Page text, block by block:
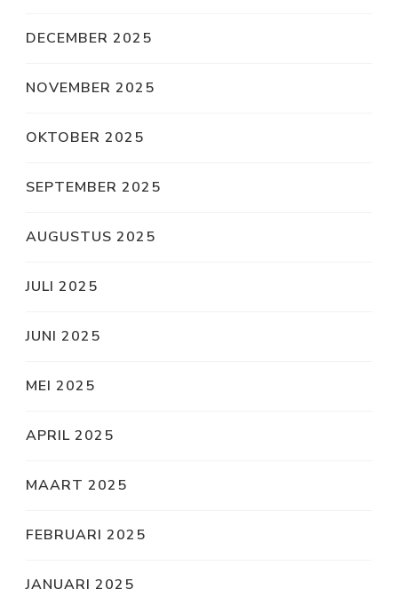
DECEMBER 2025
NOVEMBER 2025
OKTOBER 2025
SEPTEMBER 2025
AUGUSTUS 2025
JULI 2025
JUNI 2025
MEI 2025
APRIL 2025
MAART 2025
FEBRUARI 2025
JANUARI 2025